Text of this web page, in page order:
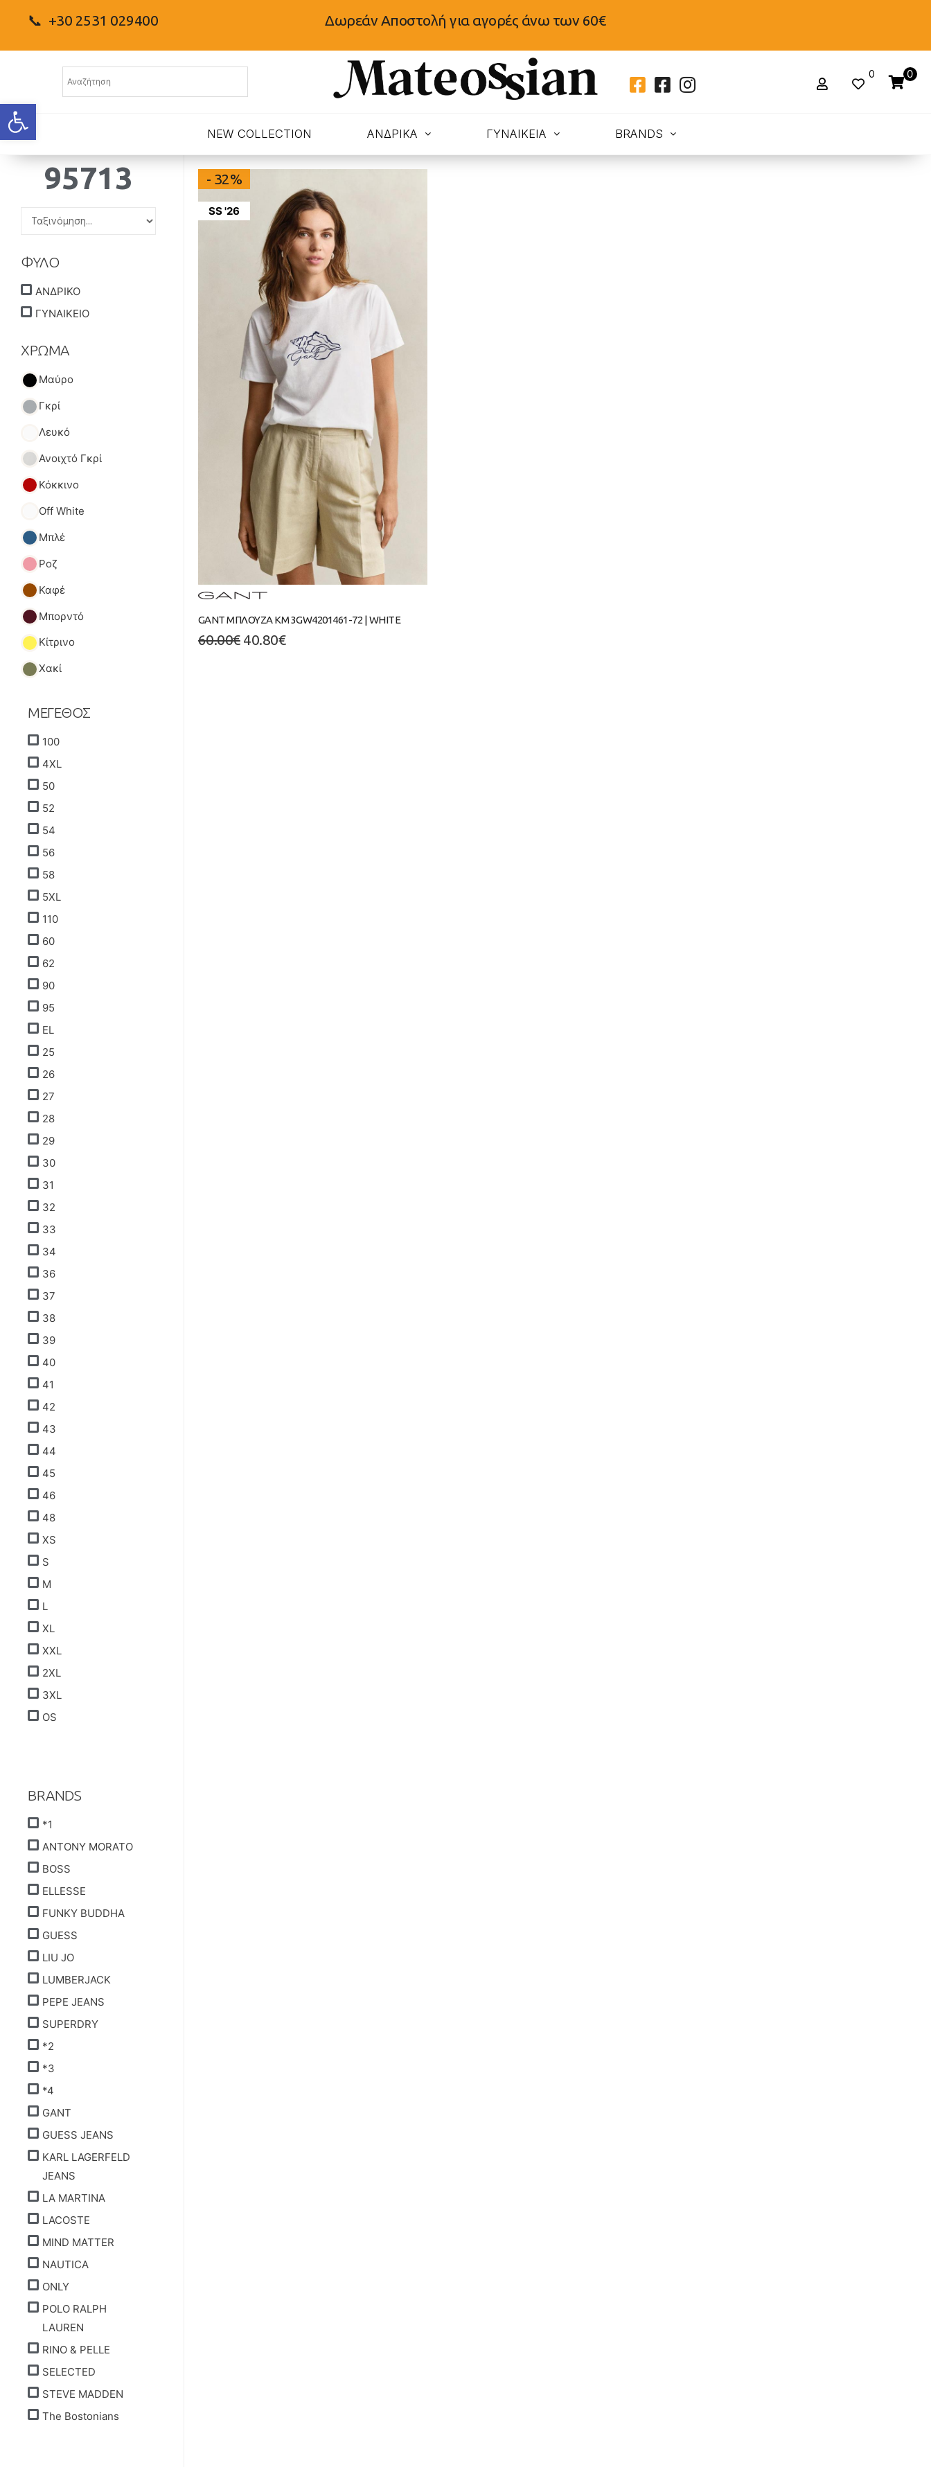
Ανοίξτε τη γραμμή εργαλείων
📞 +30 2531 029400 Δωρεάν Αποστολή για αγορές άνω των 60€
0 0
NEW COLLECTION ΑΝΔΡΙΚΑ ΓΥΝΑΙΚΕΙΑ BRANDS
95713
ΦΥΛΟ
ΑΝΔΡΙΚΟ
ΓΥΝΑΙΚΕΙΟ
ΧΡΩΜΑ
Μαύρο
Γκρί
Λευκό
Ανοιχτό Γκρί
Κόκκινο
Off White
Μπλέ
Ροζ
Καφέ
Μπορντό
Κίτρινο
Χακί
ΜΕΓΕΘΟΣ
100
4XL
50
52
54
56
58
5XL
110
60
62
90
95
EL
25
26
27
28
29
30
31
32
33
34
36
37
38
39
40
41
42
43
44
45
46
48
XS
S
M
L
XL
XXL
2XL
3XL
OS
BRANDS
*1
ANTONY MORATO
BOSS
ELLESSE
FUNKY BUDDHA
GUESS
LIU JO
LUMBERJACK
PEPE JEANS
SUPERDRY
*2
*3
*4
GANT
GUESS JEANS
KARL LAGERFELD
JEANS
LA MARTINA
LACOSTE
MIND MATTER
NAUTICA
ONLY
POLO RALPH
LAUREN
RINO & PELLE
SELECTED
STEVE MADDEN
The Bostonians
SS '26
- 32%
GANT ΜΠΛΟΥΖΑ ΚΜ 3GW4201461-72 | WHITE
60.00€ 40.80€